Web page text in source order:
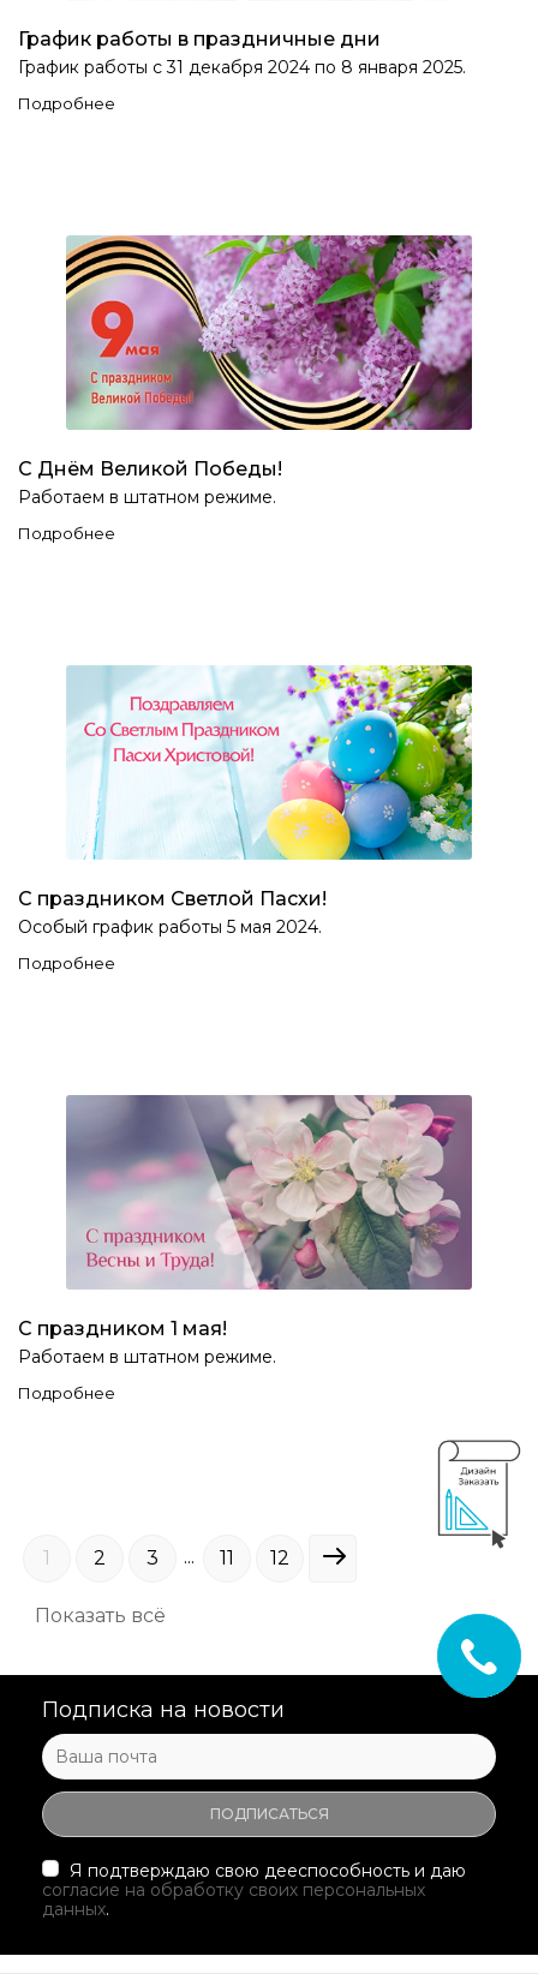
График работы в праздничные дни
График работы с 31 декабря 2024 по 8 января 2025.
Подробнее
С Днём Великой Победы!
Работаем в штатном режиме.
Подробнее
С праздником Светлой Пасхи!
Особый график работы 5 мая 2024.
Подробнее
С праздником 1 мая!
Работаем в штатном режиме.
Подробнее
1 2 3 ... 11 12
Показать всё
Подписка на новости
Я подтверждаю свою дееспособность и даю
согласие на обработку своих персональных
данных.